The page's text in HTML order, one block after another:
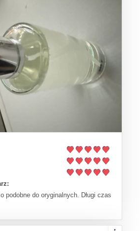
podobne do oryginalnych. Długi czas